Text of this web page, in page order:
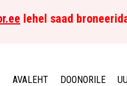
lehel saad
AVALEHT DOONORILE